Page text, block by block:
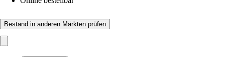
Bestand in anderen Märkten prüfen